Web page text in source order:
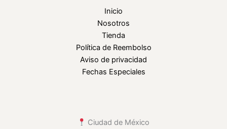
Inicio
Nosotros
Tienda
Política de Reembolso
Aviso de privacidad
Fechas Especiales
Ciudad de México